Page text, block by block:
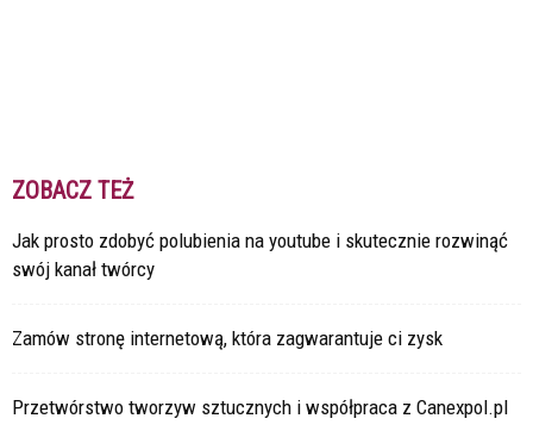
ZOBACZ TEŻ
Jak prosto zdobyć polubienia na youtube i skutecznie rozwinąć
swój kanał twórcy
Zamów stronę internetową, która zagwarantuje ci zysk
Przetwórstwo tworzyw sztucznych i współpraca z Canexpol.pl